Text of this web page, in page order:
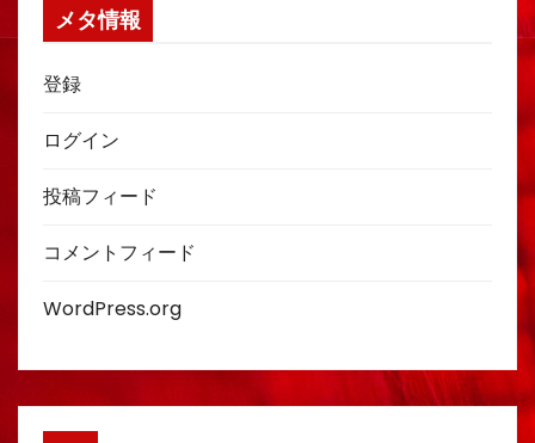
メタ情報
登録
ログイン
投稿フィード
コメントフィード
WordPress.org